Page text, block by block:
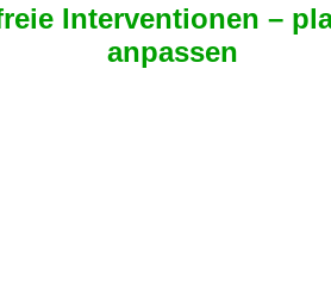
Interventionen –
anpassen